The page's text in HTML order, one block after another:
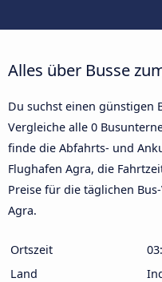
Alles über Busse
Du suchst einen günstigen
Vergleiche alle 0
finde die Abfahrts- und
Flughafen Agra, die
Preise für die täglichen
Agra.
Ortszeit
Land